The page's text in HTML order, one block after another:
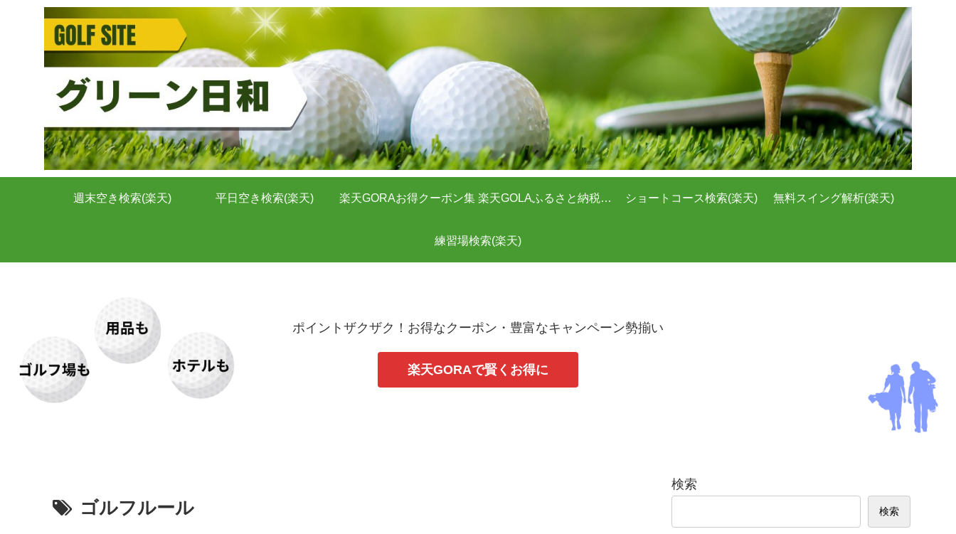
週末空き検索(楽天) 平日空き検索(楽天) 楽天GORAお得クーポン集 楽天GOLAふるさと納税クーポン ショートコース検索(楽天) 無料スイング解析(楽天)
練習場検索(楽天)
ポイントザクザク！お得なクーポン・豊富なキャンペーン勢揃い
楽天GORAで賢くお得に
ゴルフルール
検索
検索